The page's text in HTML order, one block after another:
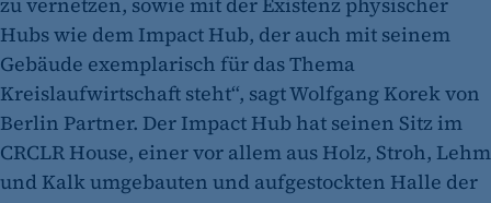
Hubs wie dem Impact Hub, der auch mit seinem
Gebäude exemplarisch für das Thema
Kreislaufwirtschaft steht“, sagt ­Wolfgang Korek von
Berlin Partner. Der Impact Hub hat seinen Sitz im
CRCLR House, einer vor allem aus Holz, Stroh, Lehm
und Kalk umgebauten und aufgestockten Halle der